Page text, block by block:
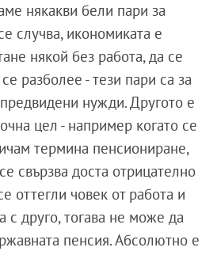
някакви бели пари за
случва, икономиката е
някой без работа, да се
разболее - тези пари са за
нужди. Другото е
цел - например когато се
термина пенсиониране,
свързва доста отрицателно
оттегли човек от работа и
с друго, тогава не може да
пенсия. Абсолютно е